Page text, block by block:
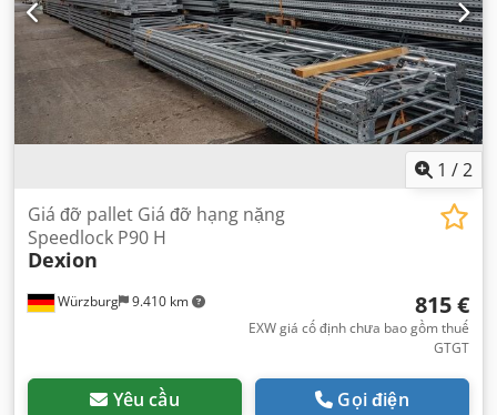
1 /2
Würzburg 9.410 km
Giá đỡ pallet Giá đỡ hạng nặng
Speedlock P90 H
Dexion
815 €
EXW giá cố định chưa bao gồm thuế
GTGT
Yêu cầu Gọi điện